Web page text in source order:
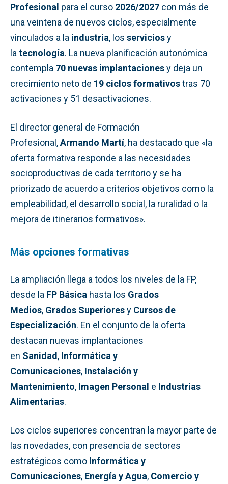
Profesional para el curso 2026/2027 con más de
una veintena de nuevos ciclos, especialmente
vinculados a la industria, los serviciosy
la tecnología. La nueva planificación autonómica
contempla 70 nuevas implantacionesy deja un
crecimiento neto de 19 ciclos formativostras 70
activaciones y 51 desactivaciones.
El director general de Formación
Profesional,Armando Martí, ha destacado que «la
oferta formativa responde a las necesidades
socioproductivas de cada territorio y se ha
priorizado de acuerdo a criterios objetivos como la
empleabilidad, el desarrollo social, la ruralidad o la
mejora de itinerarios formativos».
Más opciones formativas
La ampliación llega a todos los niveles de la FP,
desde la FP Básica hasta los Grados
Medios, Grados Superioresy Cursos de
Especialización. En el conjunto de la oferta
destacan nuevas implantaciones
en Sanidad, Informática y
Comunicaciones, Instalación y
Mantenimiento, Imagen Personal e Industrias
Alimentarias.
Los ciclos superiores concentran la mayor parte de
las novedades, con presencia de sectores
estratégicos como Informática y
Comunicaciones, Energía y Agua, Comercio y